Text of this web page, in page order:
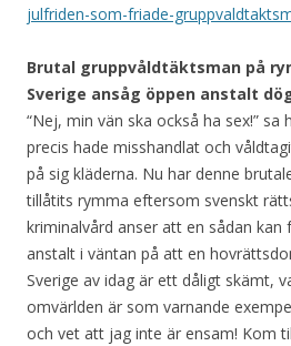
julfriden-som-friade-
Brutal gruppvåldtäktsman på
Sverige ansåg öppen anstalt
“Nej, min vän ska också ha sex!” sa
precis hade misshandlat och
på sig kläderna. Nu har denne
tillåtits rymma eftersom svenskt
kriminalvård anser att en sådan kan
anstalt i väntan på att en
Sverige av idag är ett dåligt skämt,
omvärlden är som varnande
och vet att jag inte är ensam! Kom